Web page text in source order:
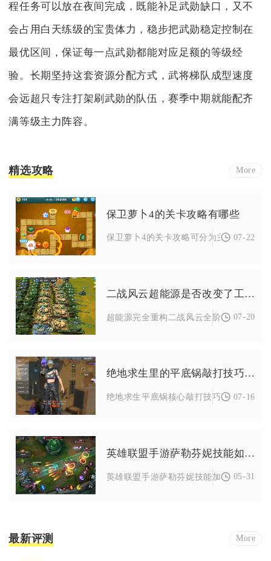
程任务可以放在夜间完成，既能补足武勋缺口，又不
会占用白天练级的宝贵体力，稳步把武勋稳定控制在
最优区间，保证每一点武勋都能对应足额的等级经
验。长期坚持这套资源分配方式，武将梯队成型速度
会远超只专注打架刷武勋的队伍，赛季中期就能配齐
满等级主力阵容。
精选攻略 More
保卫萝卜4的关卡攻略有哪些
保卫萝卜4的关卡攻略可分为主线章节专
07-22
二战风云超能源是否改变了工业生产方式
超能源完全重构二战风云全阶段工业生产
07-20
绝地求生里的平底锅敲打技巧有哪些
绝地求生平底锅核心敲打技巧分为精准头
07-16
英雄联盟手游萨勒芬妮技能如何加点
英雄联盟手游萨勒芬妮技能加点需分位置
05-31
最新评测 More